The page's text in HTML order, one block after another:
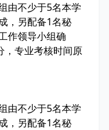
由不少于5名本学
，另配备1名秘
作领导小组确
，专业考核时间原
由不少于5名本学
，另配备1名秘